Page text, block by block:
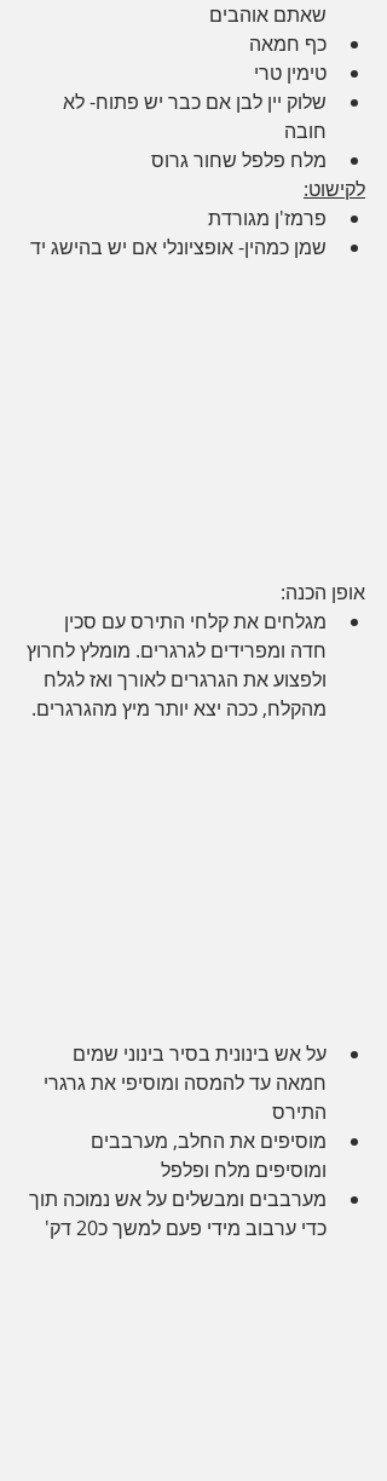
שאתם אוהבים
כף חמאה
טימין טרי
שלוק יין לבן אם כבר יש פתוח- לא
חובה
מלח פלפל שחור גרוס
לקישוט:
פרמז'ן מגורדת
שמן כמהין- אופציונלי אם יש בהישג יד
אופן הכנה:
מגלחים את קלחי התירס עם סכין
חדה ומפרידים לגרגרים. מומלץ לחרוץ
ולפצוע את הגרגרים לאורך ואז לגלח
מהקלח, ככה יצא יותר מיץ מהגרגרים.
על אש בינונית בסיר בינוני שמים
חמאה עד להמסה ומוסיפי את גרגרי
התירס
מוסיפים את החלב, מערבבים
ומוסיפים מלח ופלפל
מערבבים ומבשלים על אש נמוכה תוך
כדי ערבוב מידי פעם למשך כ20 דק'